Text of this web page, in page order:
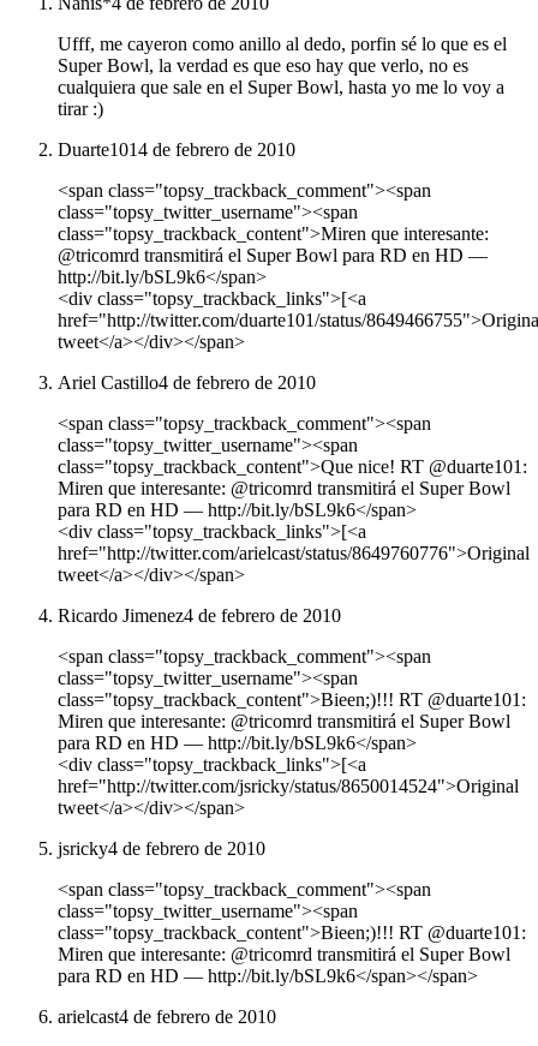
Ufff, me cayeron como anillo al dedo, porfin sé lo que es el
Super Bowl, la verdad es que eso hay que verlo, no es
cualquiera que sale en el Super Bowl, hasta yo me lo voy a
tirar :)
Duarte1014 de febrero de 2010
<span class="topsy_trackback_comment"><span
class="topsy_twitter_username"><span
class="topsy_trackback_content">Miren que interesante:
@tricomrd transmitirá el Super Bowl para RD en HD —
http://bit.ly/bSL9k6</span>
<div class="topsy_trackback_links">[<a
href="http://twitter.com/duarte101/status/
tweet</a></div></span>
Ariel Castillo4 de febrero de 2010
<span class="topsy_trackback_comment"><span
class="topsy_twitter_username"><span
class="topsy_trackback_content">Que nice! RT @duarte101:
Miren que interesante: @tricomrd transmitirá el Super Bowl
para RD en HD — http://bit.ly/bSL9k6</span>
<div class="topsy_trackback_links">[<a
href="http://twitter.com/arielcast/status/8649760776">Original
tweet</a></div></span>
Ricardo Jimenez4 de febrero de 2010
<span class="topsy_trackback_comment"><span
class="topsy_twitter_username"><span
class="topsy_trackback_content">Bieen;)!!! RT @duarte101:
Miren que interesante: @tricomrd transmitirá el Super Bowl
para RD en HD — http://bit.ly/bSL9k6</span>
<div class="topsy_trackback_links">[<a
href="http://twitter.com/jsricky/status/8650014524">Original
tweet</a></div></span>
jsricky4 de febrero de 2010
<span class="topsy_trackback_comment"><span
class="topsy_twitter_username"><span
class="topsy_trackback_content">Bieen;)!!! RT @duarte101:
Miren que interesante: @tricomrd transmitirá el Super Bowl
para RD en HD — http://bit.ly/bSL9k6</span></span>
arielcast4 de febrero de 2010